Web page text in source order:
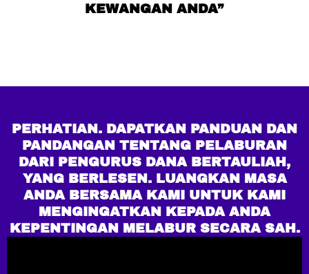
KEWANGAN ANDA”
PERHATIAN. DAPATKAN PANDUAN DAN
PANDANGAN TENTANG PELABURAN
DARI PENGURUS DANA BERTAULIAH,
YANG BERLESEN. LUANGKAN MASA
ANDA BERSAMA KAMI UNTUK KAMI
MENGINGATKAN KEPADA ANDA
KEPENTINGAN MELABUR SECARA SAH.